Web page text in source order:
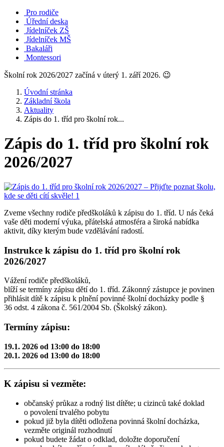
Pro rodiče
Úřední deska
Jídelníček ZŠ
Jídelníček MŠ
Bakaláři
Montessori
Školní rok 2026/2027 začíná v úterý 1. září 2026. 😉
Úvodní stránka
Základní škola
Aktuality
Zápis do 1. tříd pro školní rok...
Zápis do 1. tříd pro školní rok
2026/2027
Zveme všechny rodiče předškoláků k zápisu do 1. tříd. U nás čeká
vaše děti moderní výuka, přátelská atmosféra a široká nabídka
aktivit, díky kterým bude vzdělávání radostí.
Instrukce k zápisu do 1. tříd pro školní rok
2026/2027
Vážení rodiče předškoláků,
blíží se termíny zápisu dětí do 1. tříd. Zákonný zástupce je povinen
přihlásit dítě k zápisu k plnění povinné školní docházky podle §
36 odst. 4 zákona č. 561/2004 Sb. (Školský zákon).
Termíny zápisu:
19.1. 2026 od 13:00 do 18:00
20.1. 2026 od 13:00 do 18:00
K zápisu si vezměte:
občanský průkaz a rodný list dítěte; u cizinců také doklad
o povolení trvalého pobytu
pokud již byla dítěti odložena povinná školní docházka,
vezměte originál rozhodnutí
pokud budete žádat o odklad, doložte doporučení